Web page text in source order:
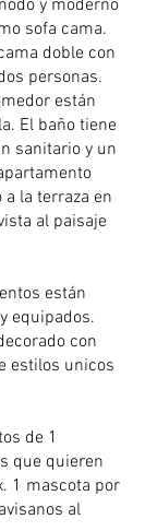
y moderno
sofa cama.
doble con
personas.
están
El baño tiene
sanitario y un
la terraza en
al paisaje
están
equipados.
con
estilos unicos
de 1
que quieren
1 mascota por
al